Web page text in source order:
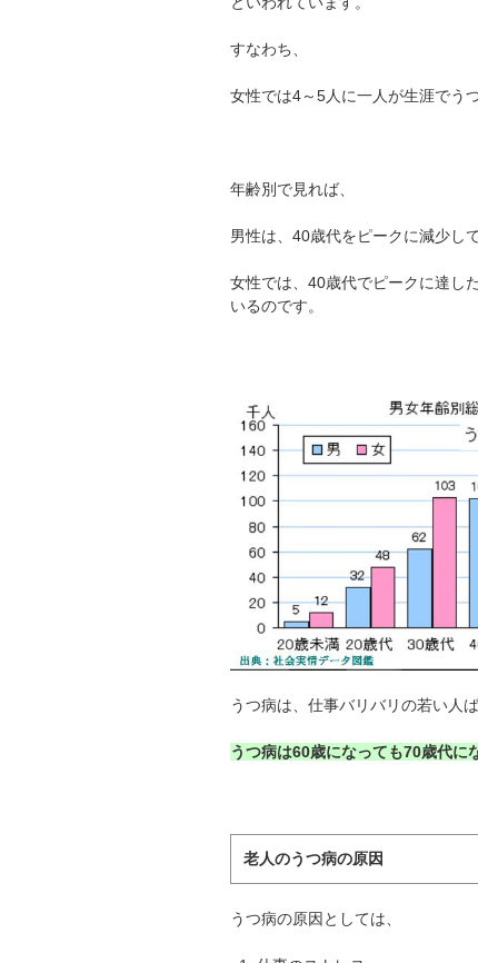
すなわち、
女性では4～5人に一人が生涯でう
年齢別で見れば、
男性は、40歳代をピークに減少し
女性では、40歳代でピークに達し
いるのです。
うつ病は、仕事バリバリの若い人
うつ病は60歳になっても70歳代に
老人のうつ病の原因
うつ病の原因としては、